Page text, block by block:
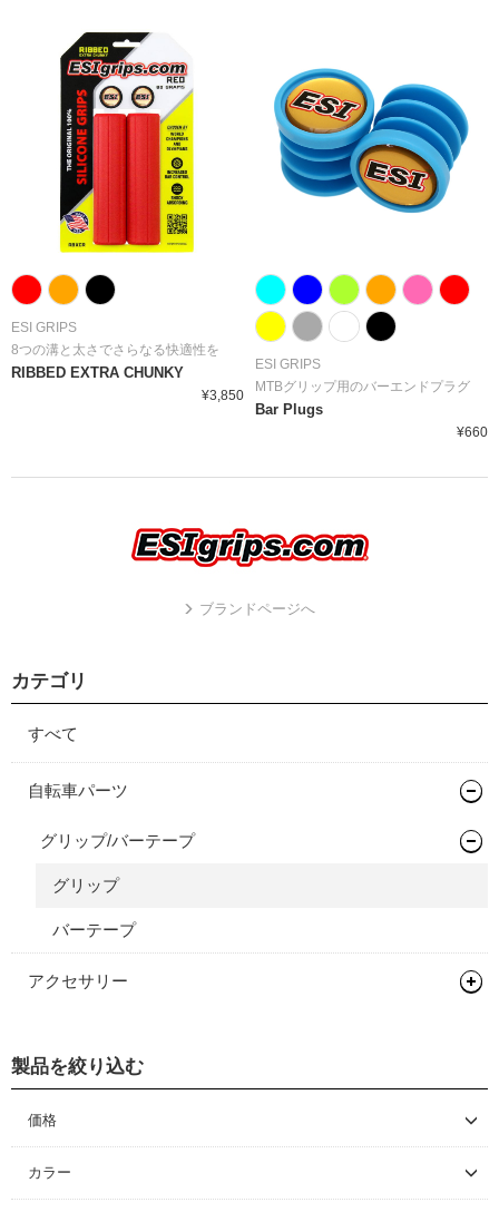
ESI GRIPS
8つの溝と太さでさらなる快適性を
RIBBED EXTRA CHUNKY
¥3,850
ESI GRIPS
MTBグリップ用のバーエンドプラグ
Bar Plugs
¥660
ブランドページへ
カテゴリ
すべて
自転車パーツ
グリップ/バーテープ
グリップ
バーテープ
アクセサリー
工具
製品を絞り込む
価格
～ \5,000
\5,001 ～ 10,000
カラー